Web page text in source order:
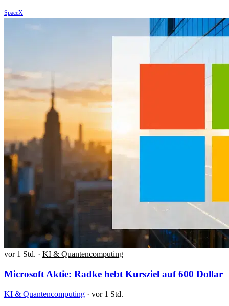
SpaceX
vor 1 Std. · KI & Quantencomputing
Microsoft Aktie: Radke hebt Kursziel auf 600 Dollar
KI & Quantencomputing · vor 1 Std.